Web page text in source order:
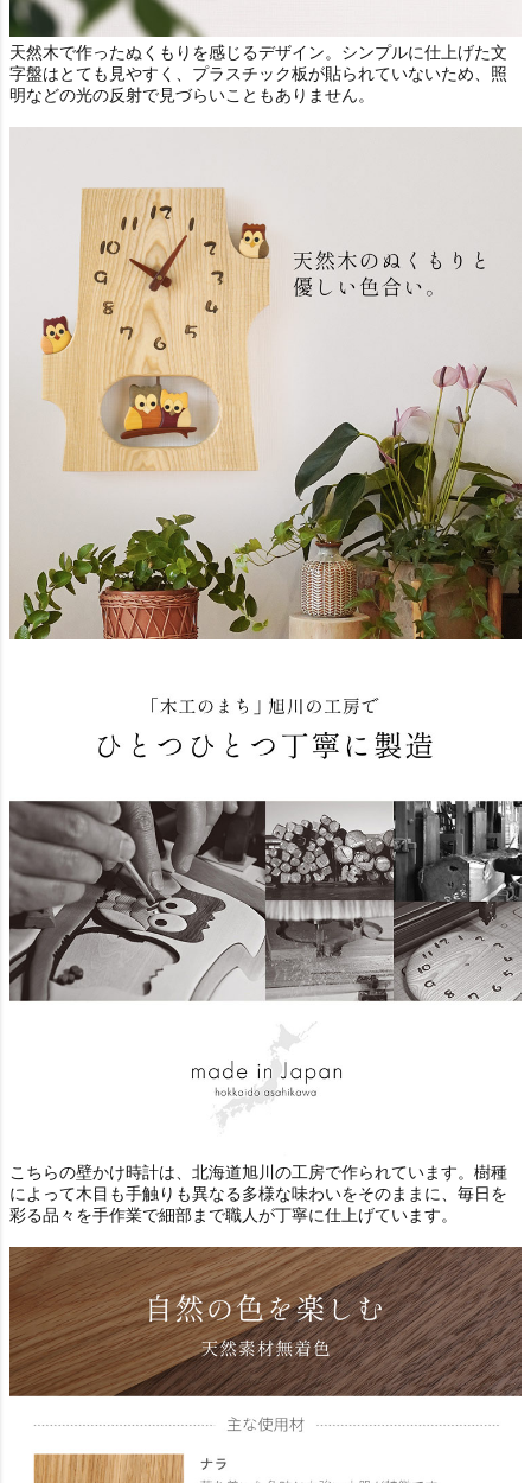
天然木で作ったぬくもりを感じるデザイン。シンプルに仕上げた文
字盤はとても見やすく、プラスチック板が貼られていないため、照
明などの光の反射で見づらいこともありません。
こちらの壁かけ時計は、北海道旭川の工房で作られています。樹種
によって木目も手触りも異なる多様な味わいをそのままに、毎日を
彩る品々を手作業で細部まで職人が丁寧に仕上げています。